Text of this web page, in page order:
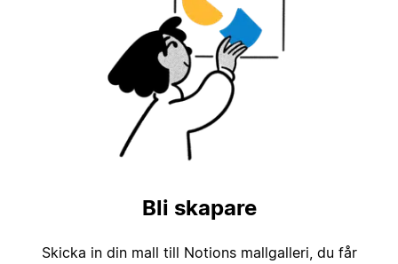
Bli skapare
Skicka in din mall till Notions mallgalleri, du får